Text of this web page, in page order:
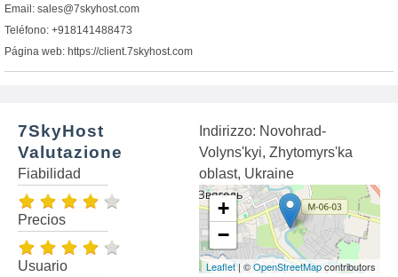
Email: sales@7skyhost.com
Teléfono: +918141488473
Página web: https://client.7skyhost.com
7SkyHost
Valutazione
Fiabilidad
Precios
Usuario
Indirizzo: Novohrad-
Volyns'kyi, Zhytomyrs'ka
oblast, Ukraine
+
−
Leaflet | ©OpenStreetMapcontributors